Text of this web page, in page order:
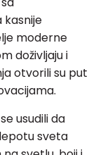
kasnije
moderne
doživljaju i
otvorili su put
usudili da
sveta